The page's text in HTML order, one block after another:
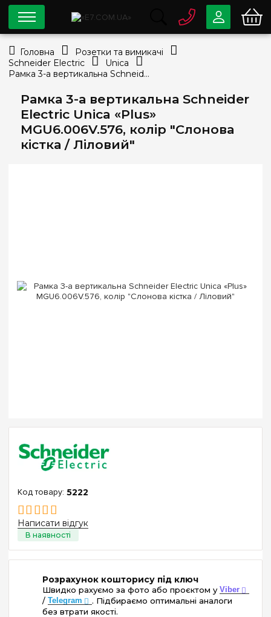
Рамка 3-а вертикальна Schneider
Electric Unica «Plus»
MGU6.006V.576, колір "Слонова
кістка / Ліловий"
5222
Написати відгук
Розрахунок кошторису під ключ
Швидко рахуємо за фото або проєктом у Viber
/ Telegram
. Підбираємо оптимальні аналоги
без втрати якості.
0 80033-63-07
info@e7.com.ua
334-79-78
Viber Telegram
Головна
Розетки та вимикачі
Schneider Electric
Unica
Рамка 3-а вертикальна Schneider Electric Unica «Plus» MGU6.006V.576, колір "Слонова кістка / Ліловий"